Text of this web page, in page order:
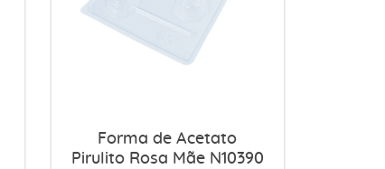
Forma de Acetato
Pirulito Rosa Mãe N10390